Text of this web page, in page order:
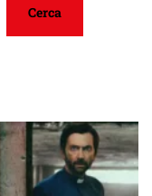
Cerca